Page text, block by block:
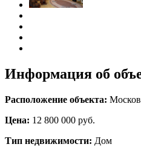
Информация об
Расположение объекта:
Цена: 12 800 000 руб.
Тип недвижимости: Дом